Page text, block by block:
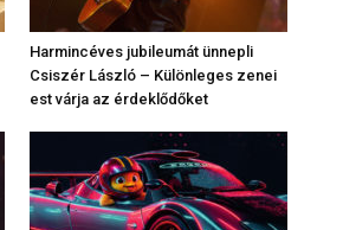
Harmincéves jubileumát ünnepli
Csiszér László – Különleges zenei
est várja az érdeklődőket